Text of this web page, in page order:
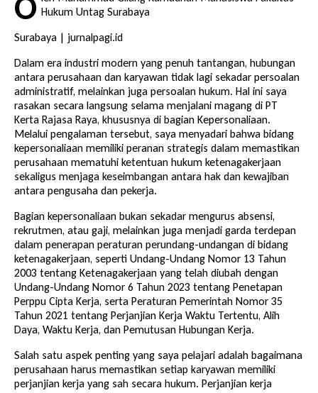
Hukum Untag Surabaya
Surabaya | jurnalpagi.id
Dalam era industri modern yang penuh tantangan, hubungan
antara perusahaan dan karyawan tidak lagi sekadar persoalan
administratif, melainkan juga persoalan hukum. Hal ini saya
rasakan secara langsung selama menjalani magang di PT
Kerta Rajasa Raya, khususnya di bagian Kepersonaliaan.
Melalui pengalaman tersebut, saya menyadari bahwa bidang
kepersonaliaan memiliki peranan strategis dalam memastikan
perusahaan mematuhi ketentuan hukum ketenagakerjaan
sekaligus menjaga keseimbangan antara hak dan kewajiban
antara pengusaha dan pekerja.
Bagian kepersonaliaan bukan sekadar mengurus absensi,
rekrutmen, atau gaji, melainkan juga menjadi garda terdepan
dalam penerapan peraturan perundang-undangan di bidang
ketenagakerjaan, seperti Undang-Undang Nomor 13 Tahun
2003 tentang Ketenagakerjaan yang telah diubah dengan
Undang-Undang Nomor 6 Tahun 2023 tentang Penetapan
Perppu Cipta Kerja, serta Peraturan Pemerintah Nomor 35
Tahun 2021 tentang Perjanjian Kerja Waktu Tertentu, Alih
Daya, Waktu Kerja, dan Pemutusan Hubungan Kerja.
Salah satu aspek penting yang saya pelajari adalah bagaimana
perusahaan harus memastikan setiap karyawan memiliki
perjanjian kerja yang sah secara hukum. Perjanjian kerja